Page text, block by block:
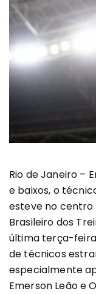
Rio de Janeiro –
e baixos, o
esteve no centro
Brasileiro dos
última terça-
de técnicos
especialmente
Emerson Leão e